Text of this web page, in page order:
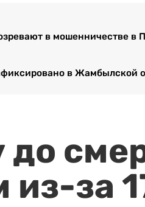
в мошенничестве в
в Жамбылской
из-за